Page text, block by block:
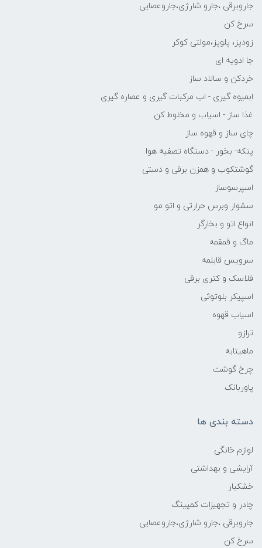
جاروبرقی ،جارو شارژی،جاروعصایی
سرخ کن
زودپز، پلوپز،مولتی کوکر
جا ادویه ای
خردکن و سالاد ساز
ابمیوه گیری - اب مرکبات گیری و عصاره گیری
غذا ساز - اسیاب و مخلوط کن
چای ساز و قهوه ساز
پنکه- بخور - دستگاه تصفیه هوا
گوشتکوب و همزن برقی و دستی
اسپرسوساز
سشوار وبرس حرارتی و اتو مو
انواع اتو و بخارگر
ماگ و قمقمه
سرویس قابلمه
فلاسک و کتری برقی
اسپیکر بلوتوثی
اسیاب قهوه
ترازو
ماهیتابه
چرخ گوشت
پاوربانک
دسته بندی ها
لوازم خانگی
آرایشی و بهداشتی
خشکبار
چادر و تجهیزات کمپینگ
جاروبرقی ،جارو شارژی،جاروعصایی
سرخ کن